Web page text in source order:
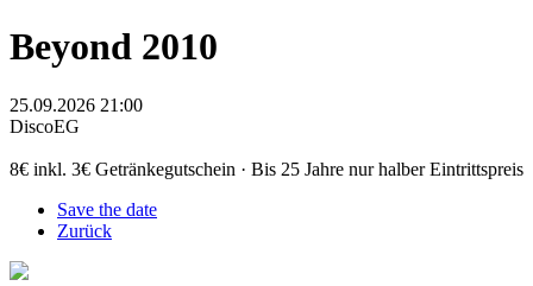
Beyond 2010
25.09.2026 21:00
DiscoEG
8€ inkl. 3€ Getränkegutschein · Bis 25 Jahre nur halber Eintrittspreis
Save the date
Zurück